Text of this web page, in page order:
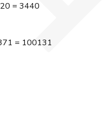
= 3440
= 100131